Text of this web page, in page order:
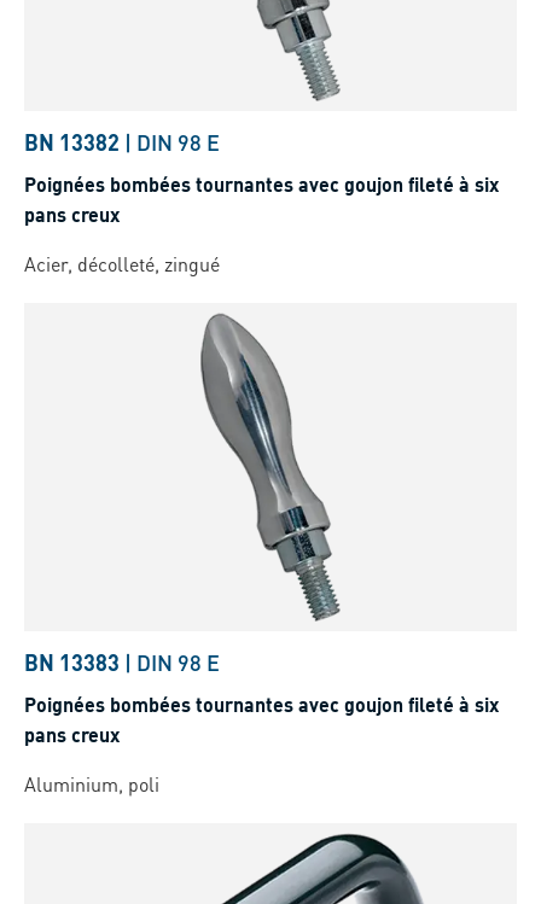
BN 13382 | DIN 98 E
Poignées bombées tournantes avec goujon fileté à six
pans creux
Acier, décolleté, zingué
BN 13383 | DIN 98 E
Poignées bombées tournantes avec goujon fileté à six
pans creux
Aluminium, poli